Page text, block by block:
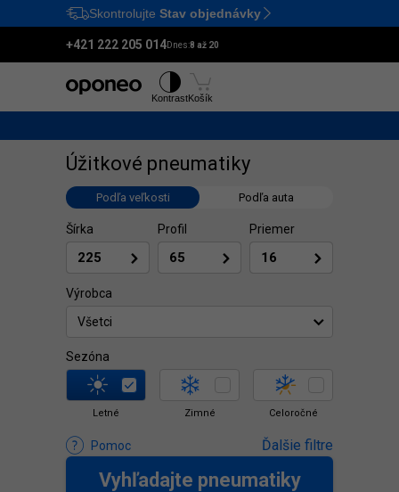
Ctrl M
Skontrolujte Stav objednávky
+421 222 205 014Dnes:8 až 20
KontrastKošík
Úžitkové pneumatiky
Podľa veľkosti Podľa auta
Šírka Profil Priemer
Výrobca
Všetci
Sezóna
Letné Zimné Celoročné
Pomoc Ďalšie filtre
Vyhľadajte pneumatiky